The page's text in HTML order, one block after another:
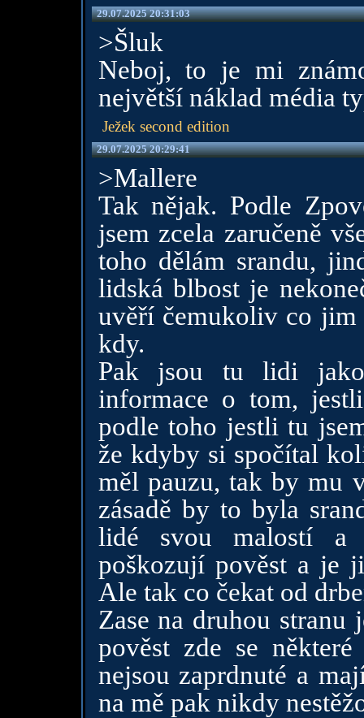
29.07.2025 20:31:03
>Šluk
Neboj, to je mi
největší náklad média
Ježek second edition
29.07.2025 20:29:41
>Mallere
Tak nějak. Podle
jsem zcela zaručeně
toho dělám srandu,
lidská blbost je
uvěří čemukoliv co jim
kdy.
Pak jsou tu lidi
informace o tom,
podle toho jestli tu
že kdyby si spočítal
měl pauzu, tak by mu
zásadě by to byla
lidé svou malostí a
poškozují pověst a je
Ale tak co čekat od
Zase na druhou stranu
pověst zde se
nejsou zaprdnuté a
na mě pak nikdy